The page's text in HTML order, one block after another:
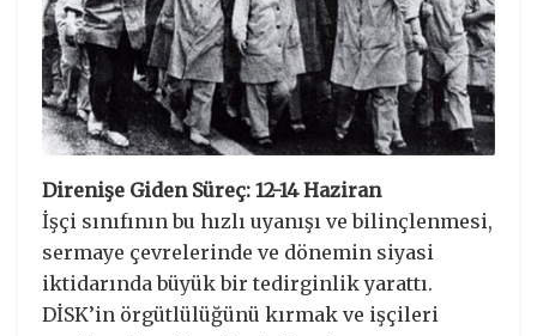
Direnişe Giden Süreç: 12-14 Haziran
İşçi sınıfının bu hızlı uyanışı ve bilinçlenmesi,
sermaye çevrelerinde ve dönemin siyasi
iktidarında büyük bir tedirginlik yarattı.
DİSK’in örgütlülüğünü kırmak ve işçileri